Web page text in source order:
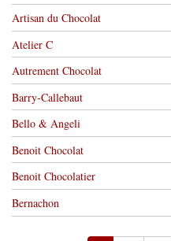
Artisan du Chocolat
Atelier C
Autrement Chocolat
Barry-Callebaut
Bello & Angeli
Benoit Chocolat
Benoit Chocolatier
Bernachon